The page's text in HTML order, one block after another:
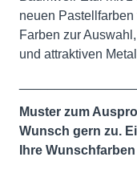
neuen
Farben zur
und attraktiven
Muster zum
Wunsch gern zu.
Ihre